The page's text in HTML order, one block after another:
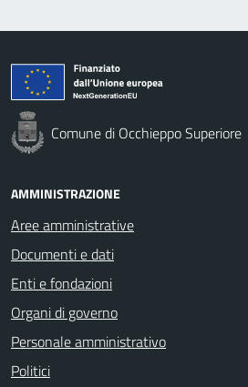
Comune di Occhieppo Superiore
AMMINISTRAZIONE
Aree amministrative
Documenti e dati
Enti e fondazioni
Organi di governo
Personale amministrativo
Politici